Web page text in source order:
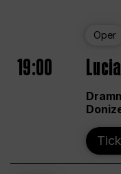
Oper
19:00